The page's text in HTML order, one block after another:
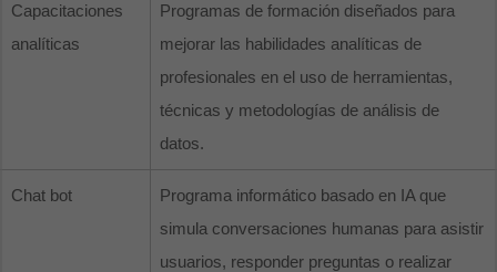
Capacitaciones
analíticas
Programas de formación diseñados para
mejorar las habilidades analíticas de
profesionales en el uso de herramientas,
técnicas y metodologías de análisis de
datos.
Chat bot
Programa informático basado en IA que
simula conversaciones humanas para asistir
usuarios, responder preguntas o realizar